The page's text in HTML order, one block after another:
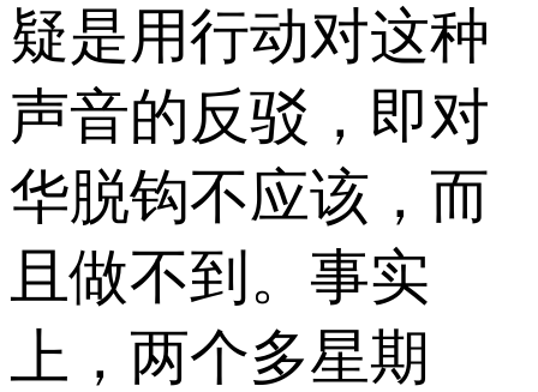
疑是用行动对这种
声音的反驳，即对
华脱钩不应该，而
且做不到。事实
上，两个多星期